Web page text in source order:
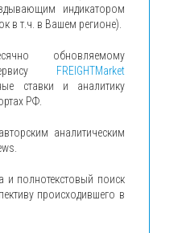
индикатором
в т.ч. в Вашем регионе).
обновляемому
FREIGHTMarket
ставки и аналитику
РФ.
аналитическим
и полнотекстовый поиск
происходившего в